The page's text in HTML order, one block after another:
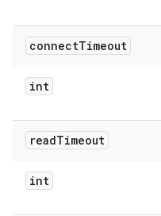
connectTimeout
int
readTimeout
int